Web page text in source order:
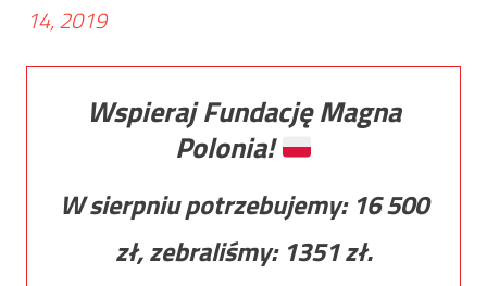
14, 2019
Wspieraj Fundację Magna
Polonia!
W sierpniu potrzebujemy: 16 500
zł, zebraliśmy: 1351zł.